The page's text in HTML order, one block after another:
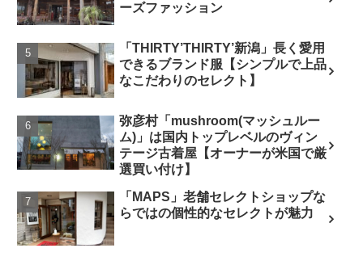
ーズファッション
「THIRTY’THIRTY’新潟」長く愛用
できるブランド服【シンプルで上品
なこだわりのセレクト】
弥彦村「mushroom(マッシュルー
ム)」は国内トップレベルのヴィン
テージ古着屋【オーナーが米国で厳
選買い付け】
「MAPS」老舗セレクトショップな
らではの個性的なセレクトが魅力